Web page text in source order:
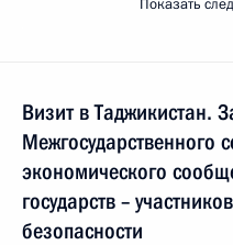
Показать
Визит в Таджикистан.
Межгосударственного
экономического
государств –
безопасности